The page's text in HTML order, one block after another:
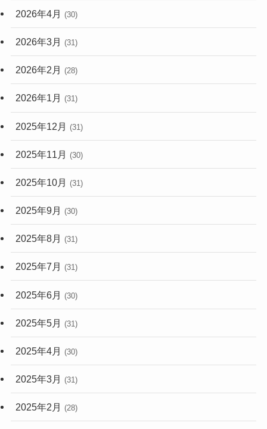
2026年4月 (30)
2026年3月 (31)
2026年2月 (28)
2026年1月 (31)
2025年12月 (31)
2025年11月 (30)
2025年10月 (31)
2025年9月 (30)
2025年8月 (31)
2025年7月 (31)
2025年6月 (30)
2025年5月 (31)
2025年4月 (30)
2025年3月 (31)
2025年2月 (28)